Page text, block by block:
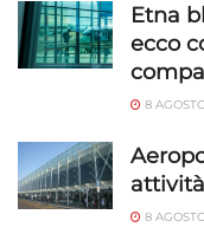
Etna
ecco
8
8